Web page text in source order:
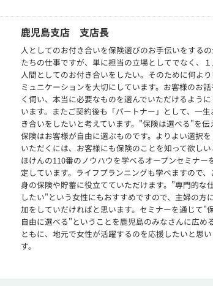
鹿児島支店 支店長
人としてのお付き合いを保険選びのお手伝いをする
たちの仕事ですが、単に担当の立場としてでなく、
人間としてのお付き合いをしたい。そのために何より
ミュニケーションを大切にしています。お客様のお話
く伺い、本当に必要なものを選んでいただけるように
います。またご契約後も「パートナー」として、一生
き合いをしたいと考えています。"保険は選べる"を伝
保険はお客様が自由に選ぶものです。よりよい選択を
いただくには、お客様にも保険のことを知って欲しい
ほけんの110番のノウハウを学べるオープンセミナー
定しています。ライフプランニングも学べますので、
身の保険や貯蓄に役立てていただけます。"専門的な
したい"という女性にもおすすめですので、主婦の方
加をしていだければと思います。セミナーを通じて"
自由に選べる"ということを鹿児島のみなさんに広め
ともに、地元で女性が活躍するのを応援したいと思い
す。